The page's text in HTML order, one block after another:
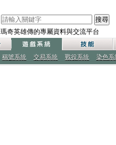
瑪奇英雄傳的專屬資料與交流平台
搜尋
稱號系統 交易系統 戰役系統 染色系